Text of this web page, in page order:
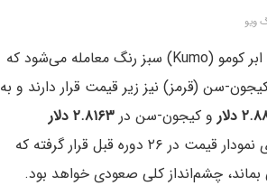
قرار دارد و به وضوح بالای ابر کومو (Kumo) سبز رنگ معامله می‌شود که
(قرمز) نیز زیر قیمت قرار دارند و به
دلار و کیجون-سن در ۲.۸۱۶۳ دلار
حمایت‌های نزدیک قیمت هستند. چیکو اسپن (خط سبز) نیز آزاد و بالای نمودار قیمت در ۲۶ دوره قبل قرار گرفته که
بماند، چشم‌انداز کلی صعودی خواهد بود.